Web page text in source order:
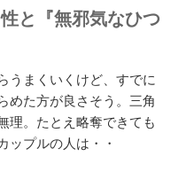
と『無邪気なひつ
うまくいくけど、すでに
めた方が良さそう。三角
理。たとえ略奪できても
ップルの人は・・